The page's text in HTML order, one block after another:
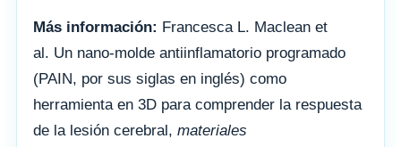
Más información: Francesca L. Maclean et
al. Un nano-molde antiinflamatorio programado
(PAIN, por sus siglas en inglés) como
herramienta en 3D para comprender la respuesta
de la lesión cerebral, materiales